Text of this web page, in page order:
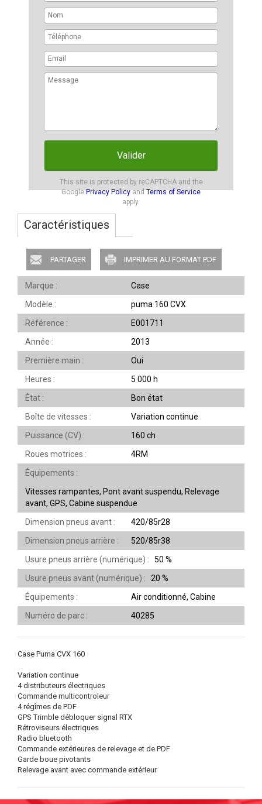
Caractéristiques
PARTAGER IMPRIMER AU FORMAT PDF
Marque
Case
Modèle
puma 160 CVX
Référence
E001711
Année
2013
Première main
Oui
Heures
5 000 h
État
Bon état
Boîte de vitesses
Variation continue
Puissance (CV)
160 ch
Roues motrices
4RM
Équipements
Vitesses rampantes, Pont avant suspendu, Relevage
avant, GPS, Cabine suspendue
Dimension pneus avant
420/85r28
Dimension pneus arrière
520/85r38
Usure pneus arrière (numérique)
50 %
Usure pneus avant (numérique)
20 %
Équipements
Air conditionné, Cabine
Numéro de parc
40285
Case Puma CVX 160
Variation continue
4 distributeurs électriques
Commande multicontroleur
4 régîmes de PDF
GPS Trimble débloquer signal RTX
Rétroviseurs électriques
Radio bluetooth
Commande extérieures de relevage et de PDF
Garde boue pivotants
Relevage avant avec commande extérieur
Valider
This site is protected by reCAPTCHA and the
GooglePrivacy PolicyandTerms of Service
apply.